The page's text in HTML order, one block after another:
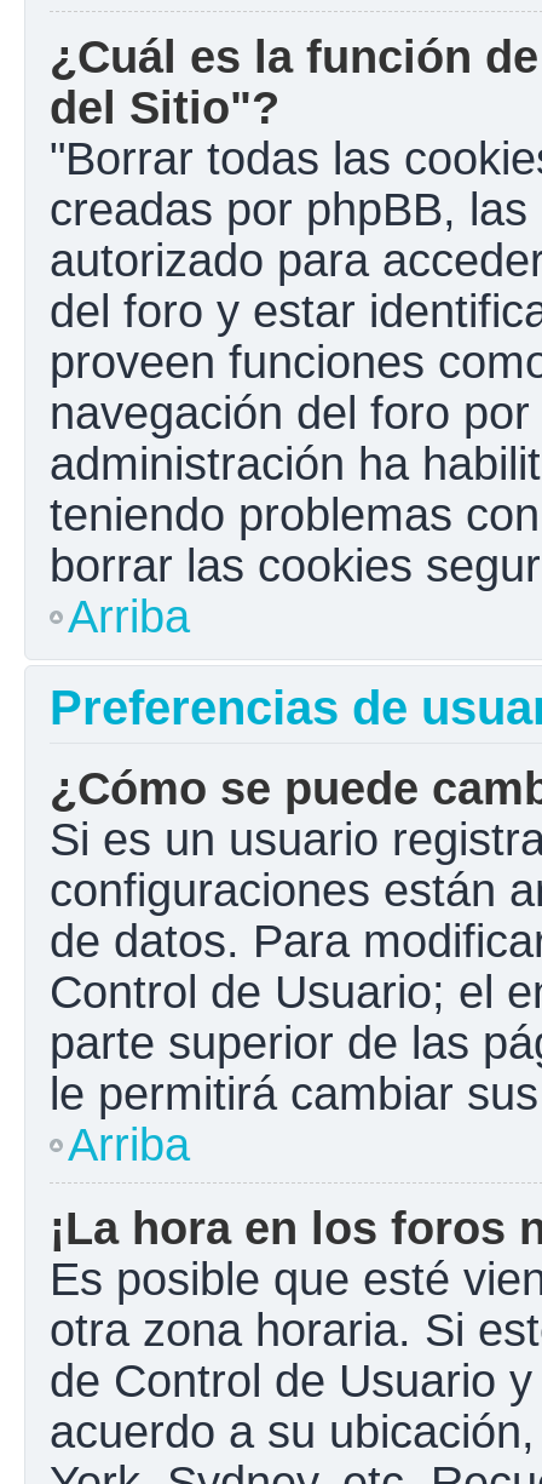
¿Cuál es la función
del Sitio"?
"Borrar todas las
creadas por phpBB,
autorizado para
del foro y estar
proveen funciones
navegación del foro
administración ha
teniendo problemas
borrar las cookies
Arriba
Preferencias de
¿Cómo se puede
Si es un usuario
configuraciones están
de datos. Para
Control de Usuario; el
parte superior de las
le permitirá cambiar
Arriba
¡La hora en los foros
Es posible que esté
otra zona horaria. Si
de Control de Usuario
acuerdo a su